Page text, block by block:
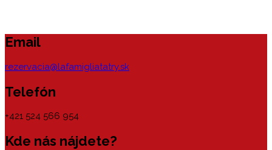
Email
rezervacia@lafamigliatatry.sk
Telefón
+421 524 566 954
Kde nás nájdete?